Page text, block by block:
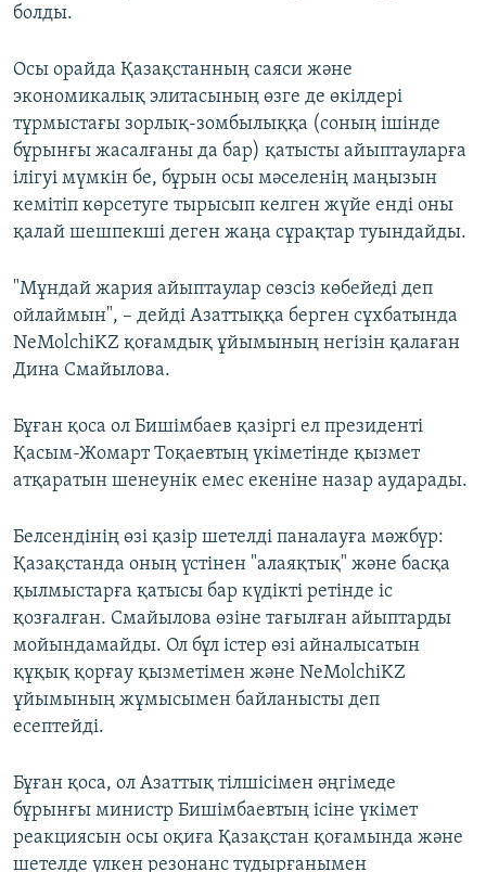
болды.
Осы орайда Қазақстанның саяси және
экономикалық элитасының өзге де өкілдері
тұрмыстағы зорлық-зомбылыққа (соның ішінде
бұрынғы жасалғаны да бар) қатысты айыптауларға
ілігуі мүмкін бе, бұрын осы мәселенің маңызын
кемітіп көрсетуге тырысып келген жүйе енді оны
қалай шешпекші деген жаңа сұрақтар туындайды.
"Мұндай жария айыптаулар сөзсіз көбейеді деп
ойлаймын", – дейді Азаттыққа берген сұхбатында
NeMolchiKZ қоғамдық ұйымының негізін қалаған
Дина Смайылова.
Бұған қоса ол Бишімбаев қазіргі ел президенті
Қасым-Жомарт Тоқаевтың үкіметінде қызмет
атқаратын шенеунік емес екеніне назар аударады.
Белсендінің өзі қазір шетелді паналауға мәжбүр:
Қазақстанда оның үстінен "алаяқтық" және басқа
қылмыстарға қатысы бар күдікті ретінде іс
қозғалған. Смайылова өзіне тағылған айыптарды
мойындамайды. Ол бұл істер өзі айналысатын
құқық қорғау қызметімен және NeMolchiKZ
ұйымының жұмысымен байланысты деп
есептейді.
Бұған қоса, ол Азаттық тілшісімен әңгімеде
бұрынғы министр Бишімбаевтың ісіне үкімет
реакциясын осы оқиға Қазақстан қоғамында және
шетелде үлкен резонанс тудырғанымен